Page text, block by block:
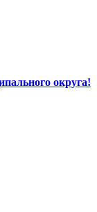
округа!